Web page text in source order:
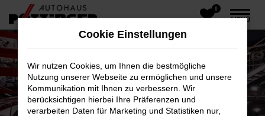
Zum
Hauptinhalt
springen
0
MENÜ
Cookie Einstellungen
Wir nutzen Cookies, um Ihnen die bestmögliche
Nutzung unserer Webseite zu ermöglichen und unsere
Kommunikation mit Ihnen zu verbessern. Wir
berücksichtigen hierbei Ihre Präferenzen und
verarbeiten Daten für Marketing und Statistiken nur,